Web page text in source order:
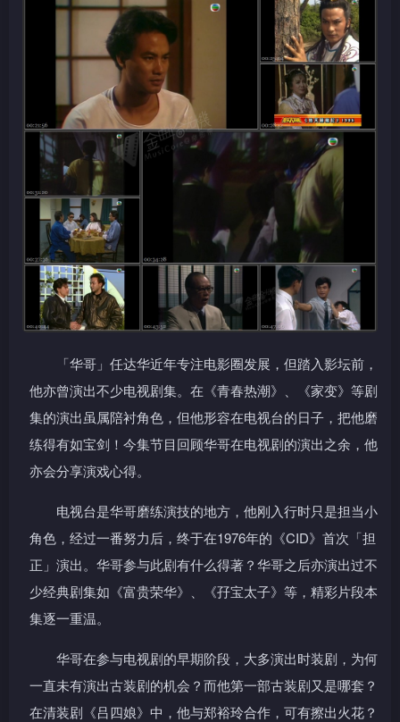
「华哥」任达华近年专注电影圈发展，但踏入影坛前，
他亦曾演出不少电视剧集。在《青春热潮》、《家变》等剧
集的演出虽属陪衬角色，但他形容在电视台的日子，把他磨
练得有如宝剑！今集节目回顾华哥在电视剧的演出之余，他
亦会分享演戏心得。
电视台是华哥磨练演技的地方，他刚入行时只是担当小
角色，经过一番努力后，终于在1976年的《CID》首次「担
正」演出。华哥参与此剧有什么得著？华哥之后亦演出过不
少经典剧集如《富贵荣华》、《孖宝太子》等，精彩片段本
集逐一重温。
华哥在参与电视剧的早期阶段，大多演出时装剧，为何
一直未有演出古装剧的机会？而他第一部古装剧又是哪套？
在清装剧《吕四娘》中，他与郑裕玲合作，可有擦出火花？